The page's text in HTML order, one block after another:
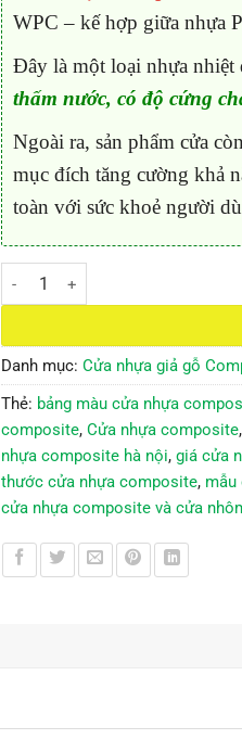
WPC – kế hợp giữa nhựa
Đây là một loại nhựa nhiệt
thấm nước, có độ cứng
Ngoài ra, sản phẩm cửa
mục đích tăng cường khả
toàn với sức khoẻ người
Cửa Nhựa Composite KD.21 số
Danh mục: Cửa nhựa giả gỗ
Thẻ: bảng màu cửa nhựa
composite, Cửa nhựa composite,
nhựa composite hà nội, giá cửa
thước cửa nhựa composite, mẫu
cửa nhựa composite và cửa